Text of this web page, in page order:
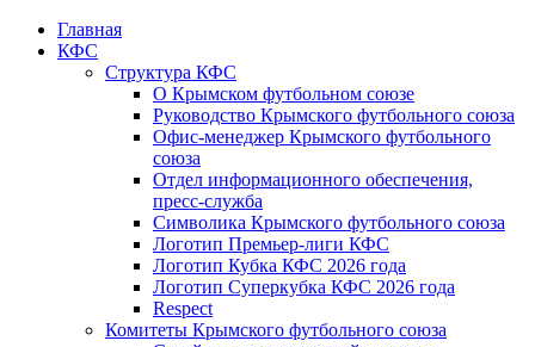
Главная
КФС
Структура КФС
О Крымском футбольном союзе
Руководство Крымского футбольного союза
Офис-менеджер Крымского футбольного
союза
Отдел информационного обеспечения,
пресс-служба
Символика Крымского футбольного союза
Логотип Премьер-лиги КФС
Логотип Кубка КФС 2026 года
Логотип Суперкубка КФС 2026 года
Respect
Комитеты Крымского футбольного союза